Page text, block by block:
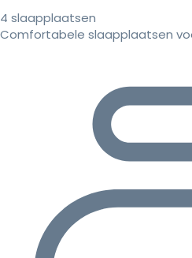
4 slaapplaatsen
Comfortabele slaapplaatsen